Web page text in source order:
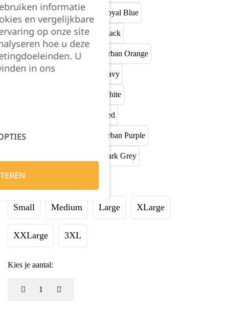
Small Medium Large XLarge
XXLarge 3XL
Kies je aantal:
informatie
en vergelijkbare
op onze site
hoe u deze
U
in ons